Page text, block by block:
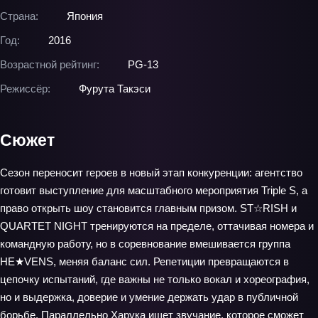
Страна:
Япония
Год:
2016
Возрастной рейтинг:
PG-13
Режиссёр:
Фурута Такэси
Сюжет
Сезон переносит героев в новый этап конкуренции: агентство
готовит выступление для масштабного мероприятия Triple S, а
право открыть шоу становится главным призом. ST☆RISH и
QUARTET NIGHT тренируются на пределе, оттачивая номера и
командную работу, но в соревнование вмешивается группа
HE★VENS, меняя баланс сил. Репетиции превращаются в
цепочку испытаний, где важны не только вокал и хореография,
но и выдержка, доверие и умение держать удар в публичной
борьбе. Параллельно Харука ищет звучание, которое сможет